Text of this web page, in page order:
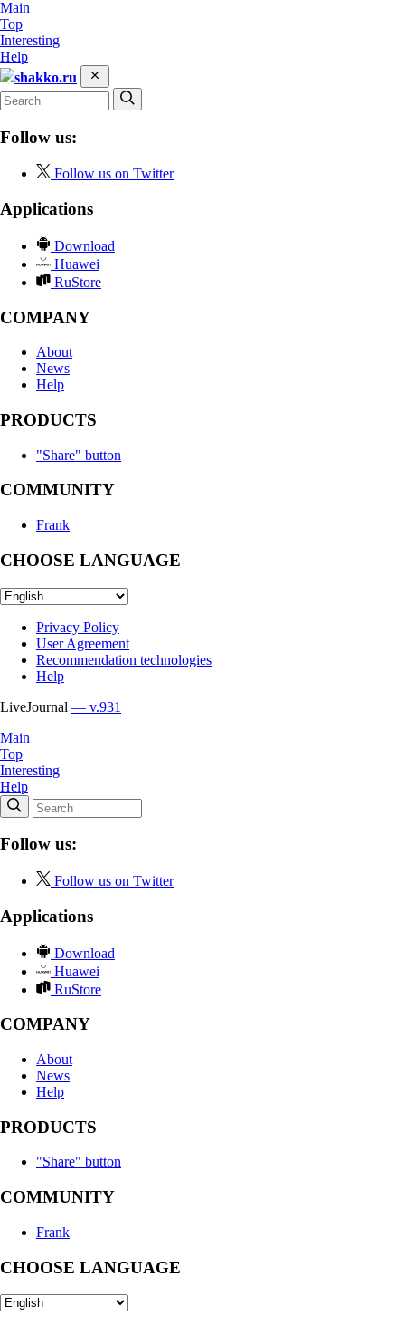
Main
Top
Interesting
Help
shakko.ru
Follow us:
Follow us on Twitter
Applications
Download
Huawei
RuStore
COMPANY
About
News
Help
PRODUCTS
"Share" button
COMMUNITY
Frank
CHOOSE LANGUAGE
Privacy Policy
User Agreement
Recommendation technologies
Help
LiveJournal — v.931
Main
Top
Interesting
Help
Follow us:
Follow us on Twitter
Applications
Download
Huawei
RuStore
COMPANY
About
News
Help
PRODUCTS
"Share" button
COMMUNITY
Frank
CHOOSE LANGUAGE